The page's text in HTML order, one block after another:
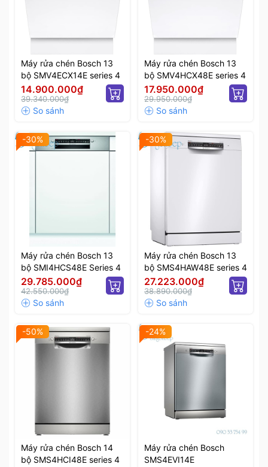
Máy rửa chén Bosch 13
bộ SMV4ECX14E series 4
14.900.000₫
39.340.000₫
Máy rửa chén Bosch 13
bộ SMV4HCX48E series 4
17.950.000₫
29.950.000₫
-30%
Máy rửa chén Bosch 13
bộ SMI4HCS48E Series 4
29.785.000₫
42.550.000₫
-30%
Máy rửa chén Bosch 13
bộ SMS4HAW48E series 4
27.223.000₫
38.890.000₫
-50%
Máy rửa chén Bosch 14
bộ SMS4HCI48E series 4
-24%
Máy rửa chén Bosch
SMS4EVI14E